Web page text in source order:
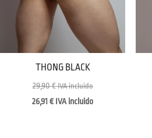
THONG BLACK
29,90€ IVA incluido
26,91€ IVA incluido